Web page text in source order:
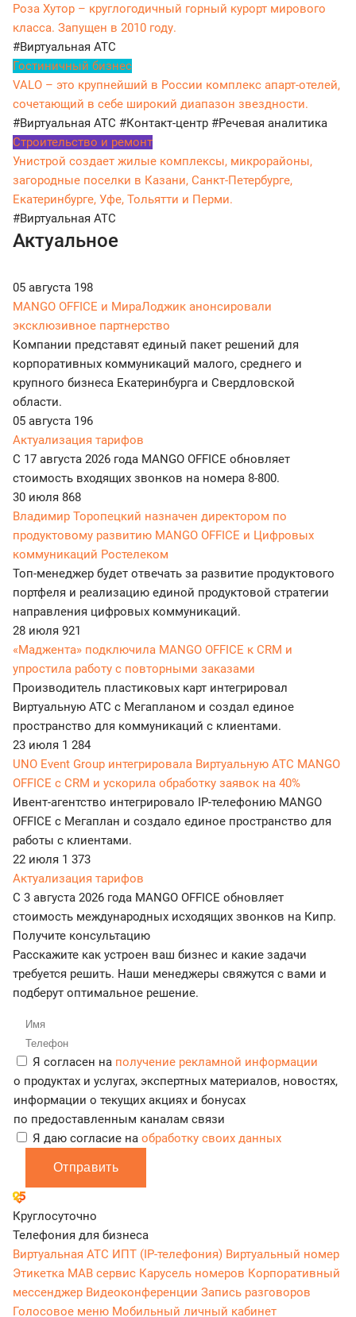
Роза Хутор – круглогодичный горный курорт мирового
класса. Запущен в 2010 году.
#Виртуальная АТС
Гостиничный бизнес
VALO – это крупнейший в России комплекс апарт-отелей,
сочетающий в себе широкий диапазон звездности.
#Виртуальная АТС #Контакт-центр #Речевая аналитика
Строительство и ремонт
Унистрой создает жилые комплексы, микрорайоны,
загородные поселки в Казани, Санкт-Петербурге,
Екатеринбурге, Уфе, Тольятти и Перми.
#Виртуальная АТС
Актуальное
05 августа 198
MANGO OFFICE и МираЛоджик анонсировали
эксклюзивное партнерство
Компании представят единый пакет решений для
корпоративных коммуникаций малого, среднего и
крупного бизнеса Екатеринбурга и Свердловской
области.
05 августа 196
Актуализация тарифов
С 17 августа 2026 года MANGO OFFICE обновляет
стоимость входящих звонков на номера 8-800.
30 июля 868
Владимир Торопецкий назначен директором по
продуктовому развитию MANGO OFFICE и Цифровых
коммуникаций Ростелеком
Топ-менеджер будет отвечать за развитие продуктового
портфеля и реализацию единой продуктовой стратегии
направления цифровых коммуникаций.
28 июля 921
«Маджента» подключила MANGO OFFICE к CRM и
упростила работу с повторными заказами
Производитель пластиковых карт интегрировал
Виртуальную АТС с Мегапланом и создал единое
пространство для коммуникаций с клиентами.
23 июля 1 284
UNO Event Group интегрировала Виртуальную АТС MANGO
OFFICE с CRM и ускорила обработку заявок на 40%
Ивент-агентство интегрировало IP-телефонию MANGO
OFFICE с Мегаплан и создало единое пространство для
работы с клиентами.
22 июля 1 373
Актуализация тарифов
С 3 августа 2026 года MANGO OFFICE обновляет
стоимость международных исходящих звонков на Кипр.
Получите консультацию
Расскажите как устроен ваш бизнес и какие задачи
требуется решить. Наши менеджеры свяжутся с вами и
подберут оптимальное решение.
Я согласен на получение рекламной информации
о продуктах и услугах, экспертных материалов, новостях,
информации о текущих акциях и бонусах
по предоставленным каналам связи
Я даю согласие на обработку своих данных
Отправить
Круглосуточно
Телефония для бизнеса
Виртуальная АТС ИПТ (IP-телефония) Виртуальный номер
Этикетка МАВ сервис Карусель номеров Корпоративный
мессенджер Видеоконференции Запись разговоров
Голосовое меню Мобильный личный кабинет